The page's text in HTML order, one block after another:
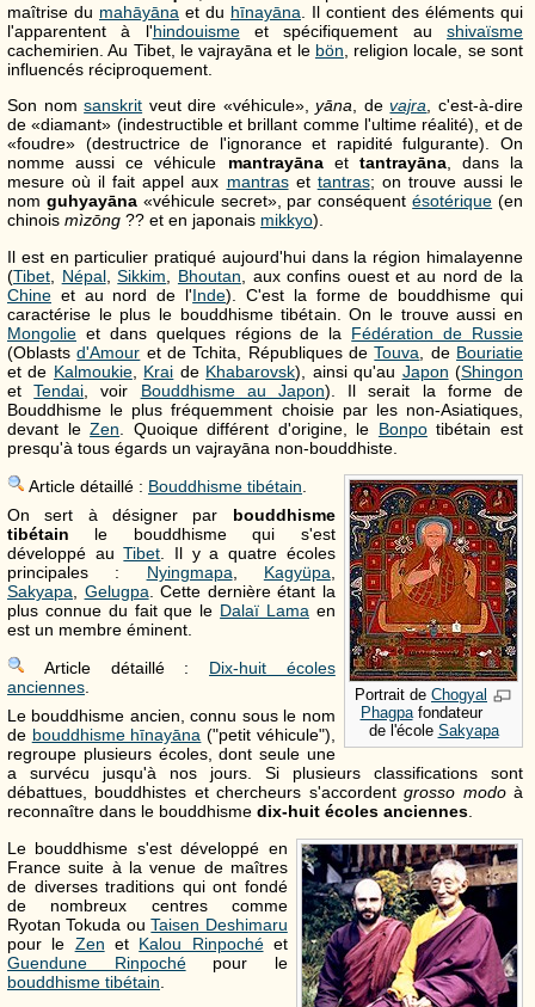
maîtrise du mahāyāna et du hīnayāna . Il contient des éléments qui
l'apparentent à l'hindouismeet spécifiquement aushivaïsme
cachemirien. Au Tibet, le vajrayāna et le bön , religion locale, se sont
influencés réciproquement.
Son nomsanskrit veut dire «véhicule»,yāna, devajra, c'est-à-dire
de «diamant» (indestructible et brillant comme l'ultime réalité), et de
«foudre» (destructrice de l'ignorance et rapidité fulgurante). On
nomme aussi ce véhicule mantrayānaet tantrayāna, dans la
mesure où il fait appel aux mantraset tantras; on trouve aussi le
nom guhyayāna«véhicule secret», par conséquentésotérique (en
chinois mìzōng ?? et en japonais mikkyo).
Il est en particulier pratiqué aujourd'hui dans la région himalayenne
(Tibet Népal,Sikkim Bhoutan , aux confins ouest et au nord de la
Chine et au nord de l'Inde). C'est la forme de bouddhisme qui
caractérise le plus le bouddhisme tibétain. On le trouve aussi en
Mongolie et dans quelques régions de la Fédération de Russie
(Oblastsd'Amour et de Tchita, Républiques deTouva , de Bouriatie
et de Kalmoukie, Krai de Khabarovsk), ainsi qu'au Japon (Shingon
etTendai , voir Bouddhisme au Japon). Il serait la forme de
Bouddhisme le plus fréquemment choisie par les non-Asiatiques,
devant leZen . Quoique différent d'origine, le Bonpotibétain est
presqu'à tous égards un vajrayāna non-bouddhiste.
Portrait de Chogyal
Phagpafondateur
de l'école Sakyapa
Article détaillé : Bouddhisme tibétain
On sert à désigner par bouddhisme
tibétain le bouddhisme qui s'est
développé auTibet . Il y a quatre écoles
principales : Nyingmapa Kagyüpa
Sakyapa
Gelugpa . Cette dernière étant la
plus connue du fait que le Dalaï Lama en
est un membre éminent.
Article détaillé : Dix-huit écoles
anciennes.
Le bouddhisme ancien, connu sous le nom
de bouddhisme hīnayāna ("petit véhicule"),
regroupe plusieurs écoles, dont seule une
a survécu jusqu'à nos jours. Si plusieurs classifications sont
débattues, bouddhistes et chercheurs s'accordentgrosso modoà
reconnaître dans le bouddhisme dix-huit écoles anciennes.
Le bouddhisme s'est développé en
France suite à la venue de maîtres
de diverses traditions qui ont fondé
de nombreux centres comme
Ryotan Tokuda ouTaisen Deshimaru
pour le Zen et Kalou Rinpochéet
Guendune Rinpochépour le
bouddhisme tibétain